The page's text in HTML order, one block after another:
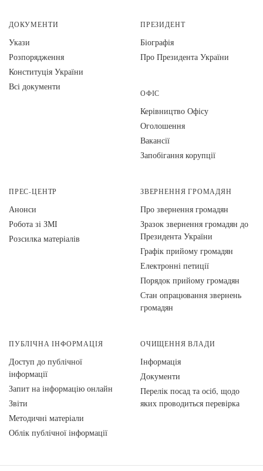
ДОКУМЕНТИ
Укази
Розпорядження
Конституція України
Всі документи
ПРЕЗИДЕНТ
Біографія
Про Президента України
ОФІС
Керівництво Офісу
Оголошення
Вакансії
Запобігання корупції
ПРЕС-ЦЕНТР
Анонси
Робота зі ЗМІ
Розсилка матеріалів
ЗВЕРНЕННЯ ГРОМАДЯН
Про звернення громадян
Зразок звернення громадян до
Президента України
Графік прийому громадян
Електронні петиції
Порядок прийому громадян
Стан опрацювання звернень
громадян
ПУБЛІЧНА ІНФОРМАЦІЯ
Доступ до публічної
інформації
Запит на інформацію онлайн
Звіти
Методичні матеріали
Облік публічної інформації
ОЧИЩЕННЯ ВЛАДИ
Інформація
Документи
Перелік посад та осіб, щодо
яких проводиться перевірка